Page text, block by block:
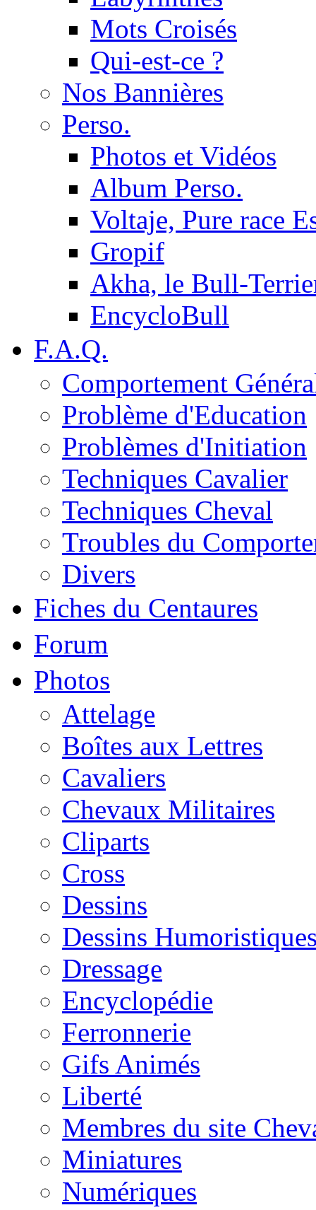
Mots Croisés
Qui-est-ce ?
Nos Bannières
Perso.
Photos et Vidéos
Album Perso.
Voltaje, Pure race
Gropif
Akha, le Bull-
EncycloBull
F.A.Q.
Comportement
Problème d'Education
Problèmes d'Initiation
Techniques Cavalier
Techniques Cheval
Troubles du
Divers
Fiches du Centaures
Forum
Photos
Attelage
Boîtes aux Lettres
Cavaliers
Chevaux Militaires
Cliparts
Cross
Dessins
Dessins
Dressage
Encyclopédie
Ferronnerie
Gifs Animés
Liberté
Membres du site
Miniatures
Numériques